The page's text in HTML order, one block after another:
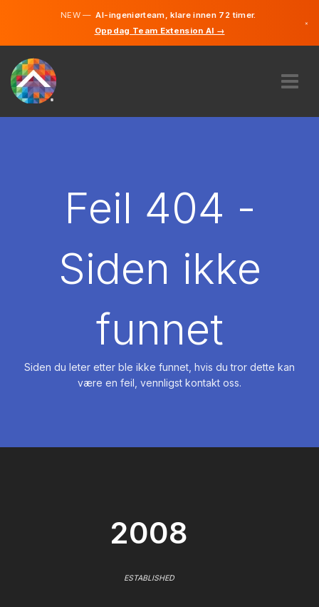
NEW —AI-ingeniørteam, klare innen 72 timer.
Oppdag Team Extension AI →
×
Feil 404 -
Siden ikke
funnet
Siden du leter etter ble ikke funnet, hvis du tror dette kan
være en feil, vennligst kontakt oss.
2008
ESTABLISHED